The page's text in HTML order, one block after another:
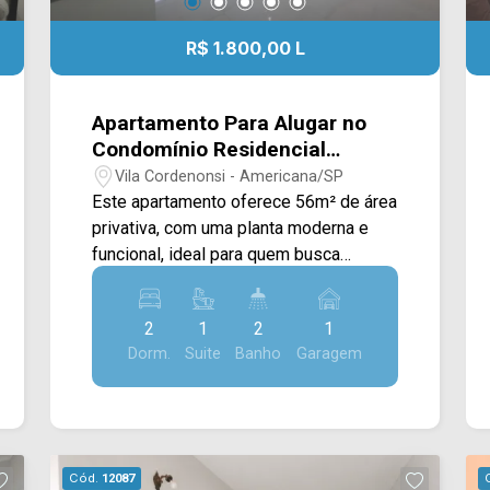
R$ 1.800,00 L
Apartamento Para Alugar no
Condomínio Residencial
Galena em Americana/SP
Vila Cordenonsi - Americana/SP
Este apartamento oferece 56m² de área
privativa, com uma planta moderna e
funcional, ideal para quem busca
praticidade e conforto em um
empreendimento novo. A área social
conta com sala de estar e jantar
integradas à cozinha, criando um
ambiente bem distribuído e conectado
espaços. Na área íntima, o imóvel
2
Dorm.
1
Suite
2
Banho
1
Garagem
Cód. 12087